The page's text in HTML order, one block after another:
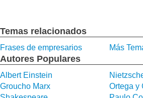
Temas relacionados
Frases de empresarios Más
Autores Populares
Albert Einstein
Groucho Marx
Ortega y